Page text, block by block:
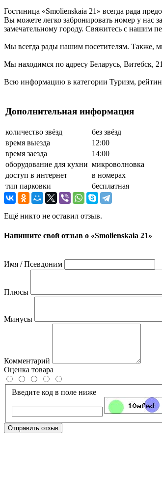
Гостиница «Smolienskaia 21» всегда рада
Вы можете легко забронировать номер у нас
замечательному городу. Свяжитесь с нашим
Мы всегда рады нашим посетителям. Также,
Мы находимся по адресу Беларусь, Витебск,
Всю информацию в категории Туризм,
Дополнительная информация
количество звёзд
без звёзд
время выезда
12:00
время заезда
14:00
оборудование для кухни микроволновка
доступ в интернет
в номерах
тип парковки
бесплатная
Ещё никто не оставил отзыв.
Напишите свой отзыв о «Smolienskaia 21»
Имя / Псевдоним
Плюсы
Минусы
Комментарий
Оценка товара
Введите код в поле ниже
Отправить отзыв